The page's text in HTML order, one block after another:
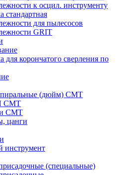
к осцил. инструменту
стандартная
для пылесосов
GRIT
для корончатого сверления по
(дюйм) СМТ
СМТ
CMT
цанги
инструмент
(специальные)